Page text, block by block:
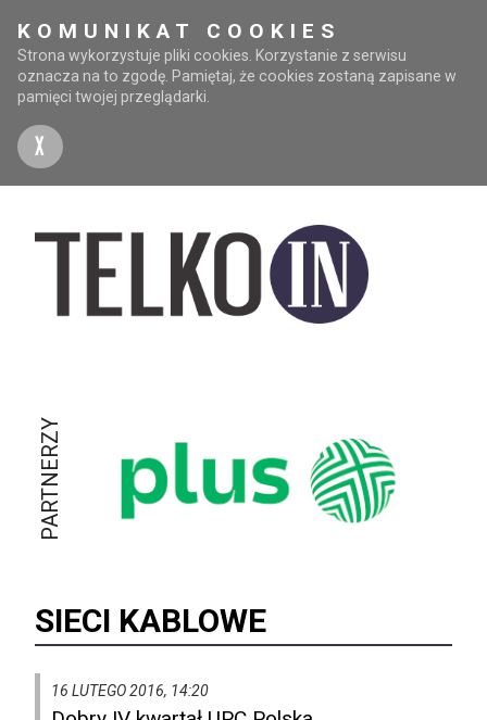
KOMUNIKAT COOKIES
Strona wykorzystuje pliki cookies. Korzystanie z serwisu
oznacza na to zgodę. Pamiętaj, że cookies zostaną zapisane w
pamięci twojej przeglądarki.
X
PARTNERZY
SIECI KABLOWE
16 LUTEGO 2016, 14:20